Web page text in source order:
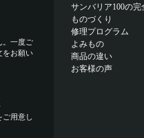
。一度ご
をお願い
ご用意し
サンバリア100の完
ものづくり
修理プログラム
よみもの
商品の違い
お客様の声